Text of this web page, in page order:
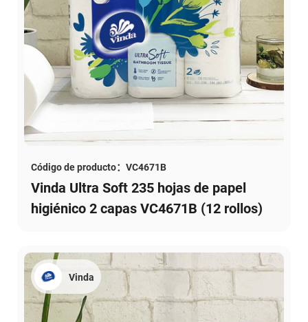
Código de producto：VC4671B
Vinda Ultra Soft 235 hojas de papel
higiénico 2 capas VC4671B (12 rollos)
Vinda